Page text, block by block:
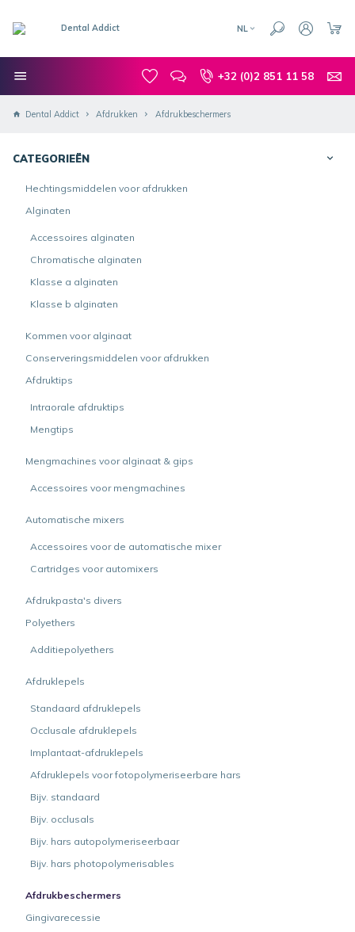
NL
+32 (0)2 851 11 58
Dental Addict Afdrukken Afdrukbeschermers
CATEGORIEËN
Hechtingsmiddelen voor afdrukken
Alginaten
Accessoires alginaten
Chromatische alginaten
Klasse a alginaten
Klasse b alginaten
Kommen voor alginaat
Conserveringsmiddelen voor afdrukken
Afdruktips
Intraorale afdruktips
Mengtips
Mengmachines voor alginaat & gips
Accessoires voor mengmachines
Automatische mixers
Accessoires voor de automatische mixer
Cartridges voor automixers
Afdrukpasta's divers
Polyethers
Additiepolyethers
Afdruklepels
Standaard afdruklepels
Occlusale afdruklepels
Implantaat-afdruklepels
Afdruklepels voor fotopolymeriseerbare hars
Bijv. standaard
Bijv. occlusals
Bijv. hars autopolymeriseerbaar
Bijv. hars photopolymerisables
Afdrukbeschermers
Gingivarecessie